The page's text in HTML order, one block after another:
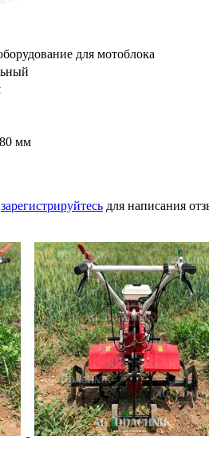
для мотоблока
мм
зарегистрируйтесь для написания